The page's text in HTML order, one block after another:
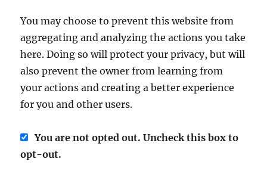
You may choose to prevent this website from
aggregating and analyzing the actions you take
here. Doing so will protect your privacy, but will
also prevent the owner from learning from
your actions and creating a better experience
for you and other users.
You are not opted out. Uncheck this box to
opt-out.